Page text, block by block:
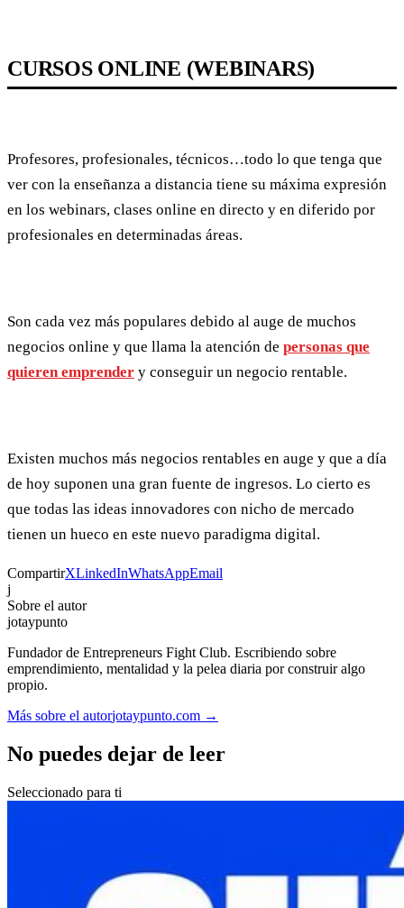
CURSOS ONLINE (WEBINARS)
Profesores, profesionales, técnicos…todo lo que tenga que
ver con la enseñanza a distancia tiene su máxima expresión
en los webinars, clases online en directo y en diferido por
profesionales en determinadas áreas.
Son cada vez más populares debido al auge de muchos
negocios online y que llama la atención de personas que
quieren emprender y conseguir un negocio rentable.
Existen muchos más negocios rentables en auge y que a día
de hoy suponen una gran fuente de ingresos. Lo cierto es
que todas las ideas innovadores con nicho de mercado
tienen un hueco en este nuevo paradigma digital.
CompartirXLinkedInWhatsAppEmail
j
Sobre el autor
jotaypunto
Fundador de Entrepreneurs Fight Club. Escribiendo sobre
emprendimiento, mentalidad y la pelea diaria por construir algo
propio.
Más sobre el autorjotaypunto.com →
No puedes dejar de leer
Seleccionado para ti